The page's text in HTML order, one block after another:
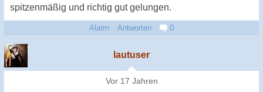
spitzenmäßig und richtig gut gelungen.
Alarm Antworten 0
lautuser
Vor 17 Jahren